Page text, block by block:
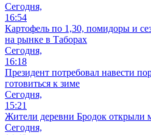
Сегодня,
16:54
Картофель по 1,30, помидоры и
на рынке в Таборах
Сегодня,
16:18
Президент потребовал навести
готовиться к зиме
Сегодня,
15:21
Жители деревни Бродок открыли
Сегодня,